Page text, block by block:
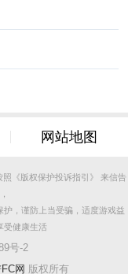
奋，打个招呼即
附近用户的距离
都能为你提供极
多数用户带来更有
能，让用户在交
定期举办线上活
。
认证，以确保每个
网站地图
《版权保护投诉指引》 来信告
，谨防上当受骗，适度游戏益
受健康生活
号-2
网 版权所有